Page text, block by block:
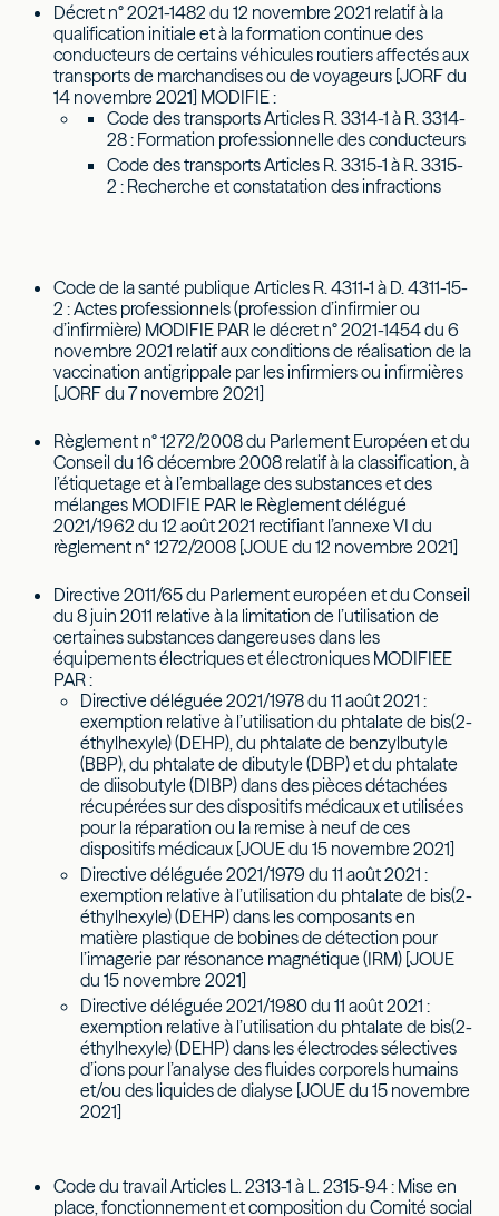
Décret n° 2021-1482 du 12 novembre 2021 relatif à la
qualification initiale et à la formation continue des
conducteurs de certains véhicules routiers affectés aux
transports de marchandises ou de voyageurs [JORF du
14 novembre 2021] MODIFIE :
Code des transports Articles R. 3314-1 à R. 3314-
28 : Formation professionnelle des conducteurs
Code des transports Articles R. 3315-1 à R. 3315-
2 : Recherche et constatation des infractions
Code de la santé publique Articles R. 4311-1 à D. 4311-15-
2 : Actes professionnels (profession d’infirmier ou
d’infirmière) MODIFIE PAR le décret n° 2021-1454 du 6
novembre 2021 relatif aux conditions de réalisation de la
vaccination antigrippale par les infirmiers ou infirmières
[JORF du 7 novembre 2021]
Règlement n° 1272/2008 du Parlement Européen et du
Conseil du 16 décembre 2008 relatif à la classification, à
l’étiquetage et à l’emballage des substances et des
mélanges MODIFIE PAR le Règlement délégué
2021/1962 du 12 août 2021 rectifiant l’annexe VI du
règlement n° 1272/2008 [JOUE du 12 novembre 2021]
Directive 2011/65 du Parlement européen et du Conseil
du 8 juin 2011 relative à la limitation de l’utilisation de
certaines substances dangereuses dans les
équipements électriques et électroniques MODIFIEE
PAR :
Directive déléguée 2021/1978 du 11 août 2021 :
exemption relative à l’utilisation du phtalate de bis(2-
éthylhexyle) (DEHP), du phtalate de benzylbutyle
(BBP), du phtalate de dibutyle (DBP) et du phtalate
de diisobutyle (DIBP) dans des pièces détachées
récupérées sur des dispositifs médicaux et utilisées
pour la réparation ou la remise à neuf de ces
dispositifs médicaux [JOUE du 15 novembre 2021]
Directive déléguée 2021/1979 du 11 août 2021 :
exemption relative à l’utilisation du phtalate de bis(2-
éthylhexyle) (DEHP) dans les composants en
matière plastique de bobines de détection pour
l’imagerie par résonance magnétique (IRM) [JOUE
du 15 novembre 2021]
Directive déléguée 2021/1980 du 11 août 2021 :
exemption relative à l’utilisation du phtalate de bis(2-
éthylhexyle) (DEHP) dans les électrodes sélectives
d’ions pour l’analyse des fluides corporels humains
et/ou des liquides de dialyse [JOUE du 15 novembre
2021]
Code du travail Articles L. 2313-1 à L. 2315-94 : Mise en
place, fonctionnement et composition du Comité social